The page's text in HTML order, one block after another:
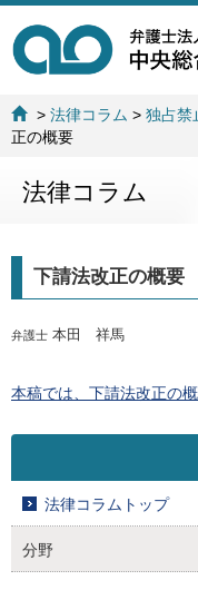
>法律コラム >独占禁
正の概要
法律コラム
下請法改正の概要
弁護士 本田 祥馬
本稿では、下請法改正の
法律コラムトップ
分野